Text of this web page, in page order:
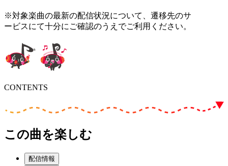
※対象楽曲の最新の配信状況について、遷移先のサ
ービスにて十分にご確認のうえでご利用ください。
CONTENTS
この曲を楽しむ
配信情報